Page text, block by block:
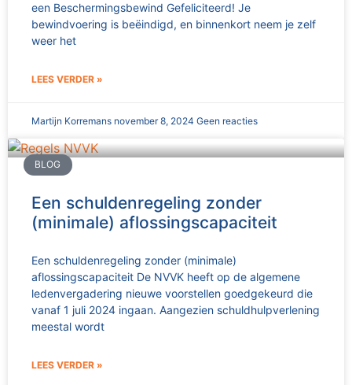
een Beschermingsbewind Gefeliciteerd! Je
bewindvoering is beëindigd, en binnenkort neem je zelf
weer het
LEES VERDER »
Martijn Korremans november 8, 2024 Geen reacties
BLOG
Een schuldenregeling zonder
(minimale) aflossingscapaciteit
Een schuldenregeling zonder (minimale)
aflossingscapaciteit De NVVK heeft op de algemene
ledenvergadering nieuwe voorstellen goedgekeurd die
vanaf 1 juli 2024 ingaan. Aangezien schuldhulpverlening
meestal wordt
LEES VERDER »